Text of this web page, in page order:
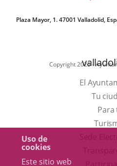
Uso de
cookies
Este sitio web
Plaza Mayor, 1. 47001 Valladolid,
Copyright 2025 -
El
Tu
Para